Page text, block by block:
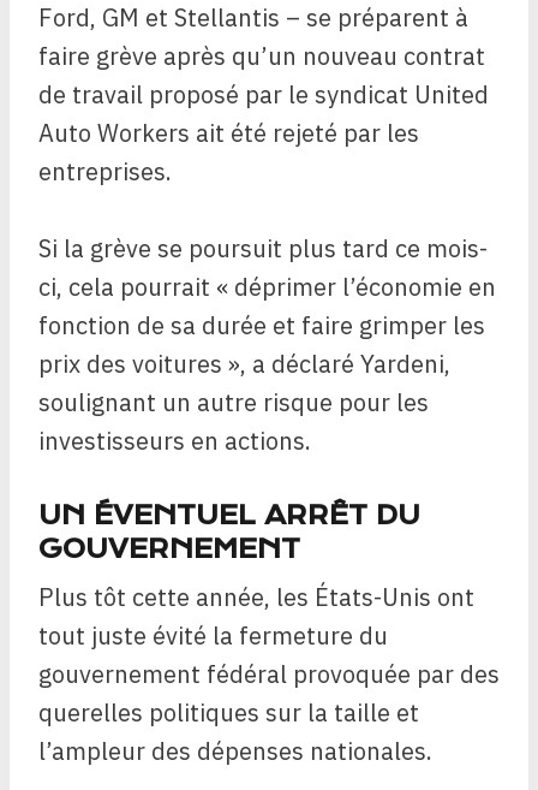
Ford, GM et Stellantis – se préparent à
faire grève après qu’un nouveau contrat
de travail proposé par le syndicat United
Auto Workers ait été rejeté par les
entreprises.
Si la grève se poursuit plus tard ce mois-
ci, cela pourrait « déprimer l’économie en
fonction de sa durée et faire grimper les
prix des voitures », a déclaré Yardeni,
soulignant un autre risque pour les
investisseurs en actions.
UN ÉVENTUEL ARRÊT DU
GOUVERNEMENT
Plus tôt cette année, les États-Unis ont
tout juste évité la fermeture du
gouvernement fédéral provoquée par des
querelles politiques sur la taille et
l’ampleur des dépenses nationales.